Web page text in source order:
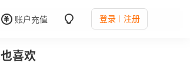
账户充值 登录 注册
喜欢